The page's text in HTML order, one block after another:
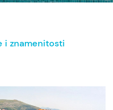
i znamenitosti